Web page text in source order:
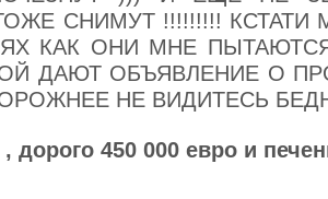
СНИМУТ !!!!!!!!!
КАК ОНИ МНЕ
ДАЮТ ОБЪЯВЛЕНИЕ О
НЕ ВИДИТЕСЬ
дорого 450 000 евро и